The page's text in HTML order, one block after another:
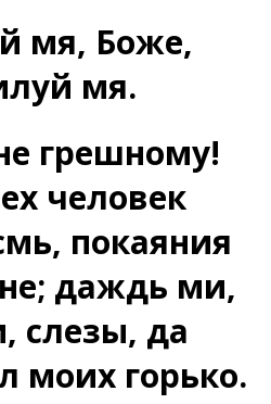
мя, Боже,
мя.
грешному!
человек
покаяния
даждь ми,
слезы, да
моих горько.